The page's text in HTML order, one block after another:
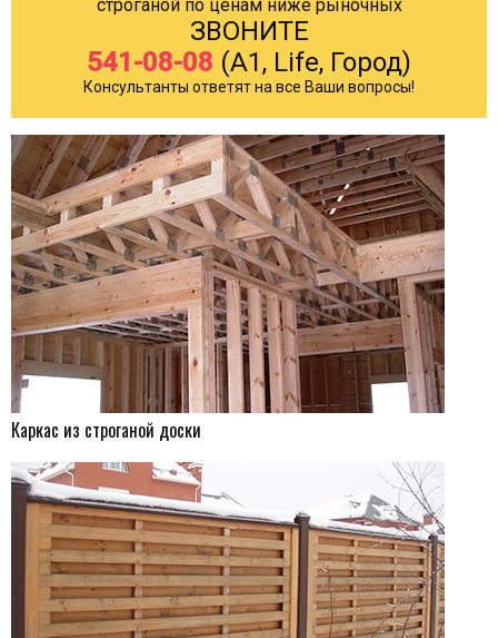
строганой по ценам ниже рыночных
ЗВОНИТЕ
541-08-08 (A1, Life, Город)
Консультанты ответят на все Ваши вопросы!
Каркас из строганой доски